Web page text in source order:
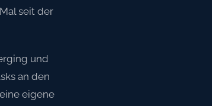
seit der
und
an den
eigene